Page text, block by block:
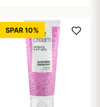
SPAR 10%